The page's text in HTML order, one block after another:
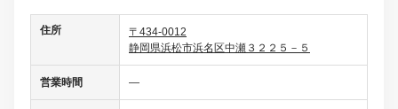
住所
〒434-0012
静岡県浜松市浜名区中瀬３２２５－５
営業時間 ―